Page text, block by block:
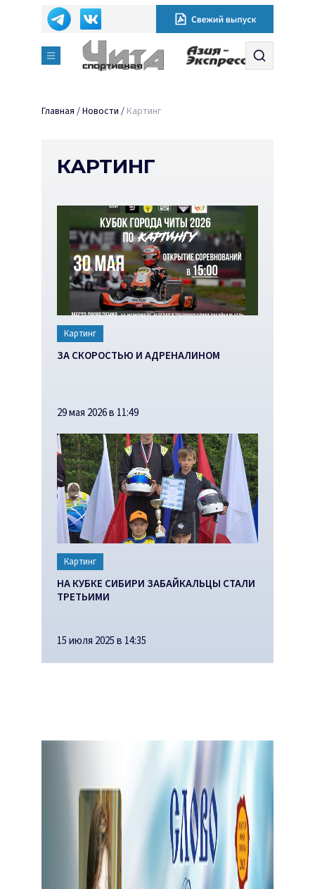
Главная /Новости / Картинг
КАРТИНГ
Картинг
ЗА СКОРОСТЬЮ И АДРЕНАЛИНОМ
29 мая 2026 в 11:49
Картинг
НА КУБКЕ СИБИРИ ЗАБАЙКАЛЬЦЫ СТАЛИ
ТРЕТЬИМИ
15 июля 2025 в 14:35